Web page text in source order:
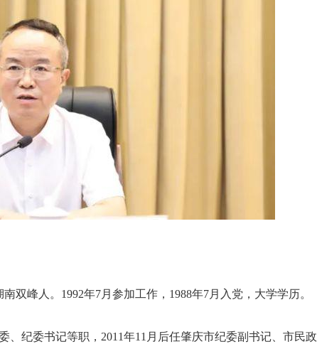
双峰人。1992年7月参加工作，1988年7月入党，大学学历。
、纪委书记等职，2011年11月后任肇庆市纪委副书记、市民政